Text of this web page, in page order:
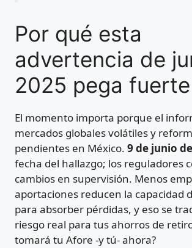
Por qué esta
advertencia de
2025 pega
El momento importa porque el
mercados globales volátiles y
pendientes en México. 9 de junio
fecha del hallazgo; los reguladores
cambios en supervisión. Menos
aportaciones reducen la capacidad
para absorber pérdidas, y eso se
riesgo real para tus ahorros de
tomará tu Afore -y tú- ahora?